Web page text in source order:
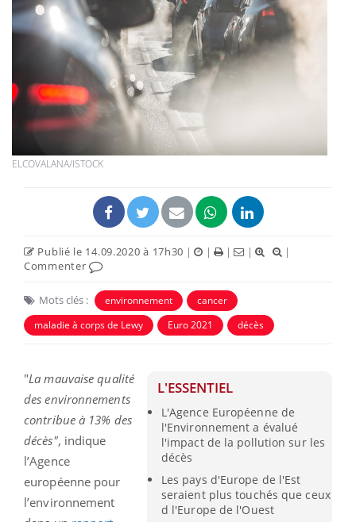
ELCOVALANA/ISTOCK
Publié le 14.09.2020 à 17h30 | | | |
|
Commenter
Mots clés : environnement
cancer
maladie à corps de Lewy
Euro 2021 décès
L'ESSENTIEL
L'Agence Européenne de
l'Environnement a évalué
l'impact de la pollution sur les
décès
Les pays d'Europe de l'Est
seraient plus touchés que ceux
d l'Europe de l'Ouest
"La mauvaise qualité
des environnements
contribue à 13% des
décès", indique
l’Agence
européenne pour
l’environnement